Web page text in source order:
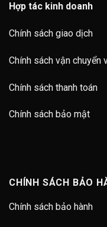
Hợp tác kinh doanh
Chính sách giao dịch
Chính sách vận chuyển
Chính sách thanh toán
Chính sách bảo mật
CHÍNH SÁCH BẢO
Chính sách bảo hành